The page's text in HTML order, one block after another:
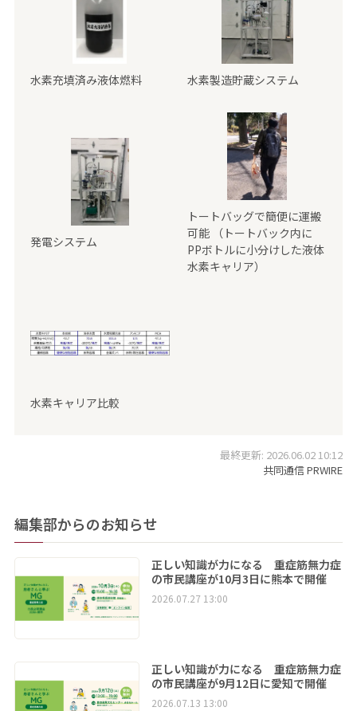
水素充填済み液体燃料 水素製造貯蔵システム
発電システム
トートバッグで簡便に運搬
可能 （トートバック内に
PPボトルに小分けした液体
水素キャリア）
水素キャリア比較
最終更新: 2026.06.02 10:12
共同通信 PRWIRE
編集部からのお知らせ
正しい知識が力になる 重症筋無力症
の市民講座が10月3日に熊本で開催
2026.07.27 13:00
正しい知識が力になる 重症筋無力症
の市民講座が9月12日に愛知で開催
2026.07.13 13:00